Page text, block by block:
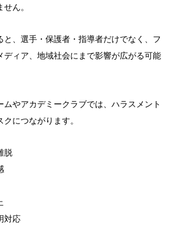
ん。
と、選手・保護者・指導者だけでなく、フ
ディア、地域社会にまで影響が広がる可能
やアカデミークラブでは、ハラスメント
につながります。
脱
対応